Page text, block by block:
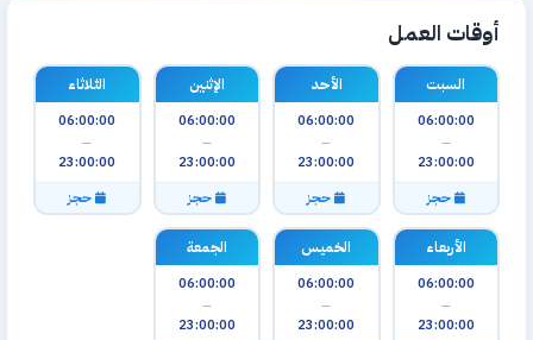
أوقات العمل
السبت
06:00:00
—
23:00:00
حجز
الأحد
06:00:00
—
23:00:00
حجز
الإثنين
06:00:00
—
23:00:00
حجز
الثلاثاء
06:00:00
—
23:00:00
حجز
الأربعاء
06:00:00
—
23:00:00
الخميس
06:00:00
—
23:00:00
الجمعة
06:00:00
—
23:00:00